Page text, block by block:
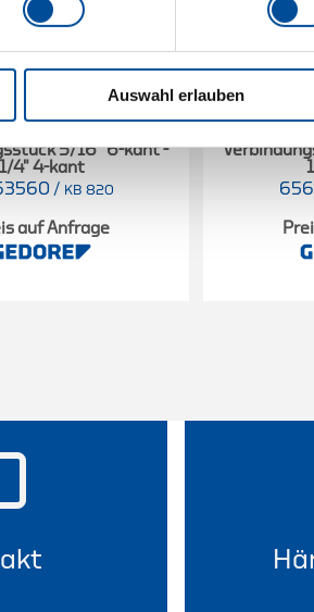
Auswahl erlauben
5/16" 6-kant -
1/4" 4-kant
/ KB 820
auf Anfrage